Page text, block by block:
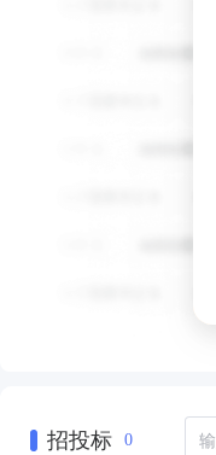
招投标 0